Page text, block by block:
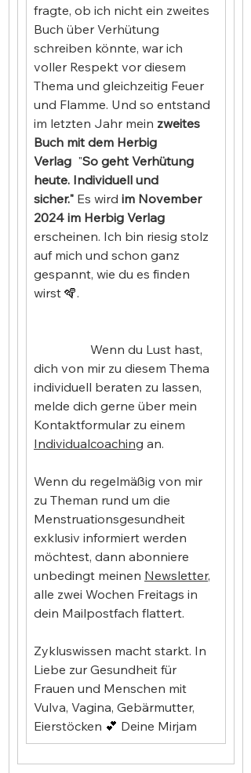
fragte, ob ich nicht ein zweites
Buch über Verhütung
schreiben könnte, war ich
voller Respekt vor diesem
Thema und gleichzeitig Feuer
und Flamme. Und so entstand
im letzten Jahr mein zweites
Buch mit dem Herbig
Verlag "So geht Verhütung
heute. Individuell und
sicher." Es wird im November
2024 im Herbig Verlag
erscheinen. Ich bin riesig stolz
auf mich und schon ganz
gespannt, wie du es finden
wirst 🪇.
                  Wenn du Lust hast,
dich von mir zu diesem Thema
individuell beraten zu lassen,
melde dich gerne über mein
Kontaktformular zu einem
Individualcoaching an.
Wenn du regelmäßig von mir
zu Theman rund um die
Menstruationsgesundheit
exklusiv informiert werden
möchtest, dann abonniere
unbedingt meinen Newsletter,
alle zwei Wochen Freitags in
dein Mailpostfach flattert.
Zykluswissen macht starkt. In
Liebe zur Gesundheit für
Frauen und Menschen mit
Vulva, Vagina, Gebärmutter,
Eierstöcken 💕 Deine Mirjam